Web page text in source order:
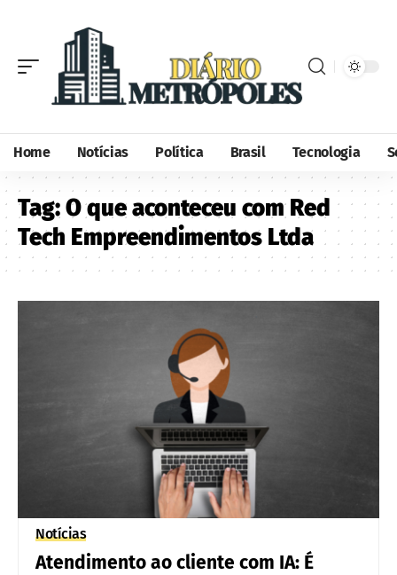
Home Notícias Política Brasil Tecnologia
Tag:O que aconteceu com Red
Tech Empreendimentos Ltda
Notícias
Atendimento ao cliente com IA: É